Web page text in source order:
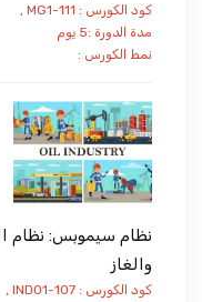
كود الكورس : MG1-111 ,
مدة الدورة :5 يوم
نمط الكورس :
نظام سيموبس: نظام
والغاز
كود الكورس : IND01-107 ,